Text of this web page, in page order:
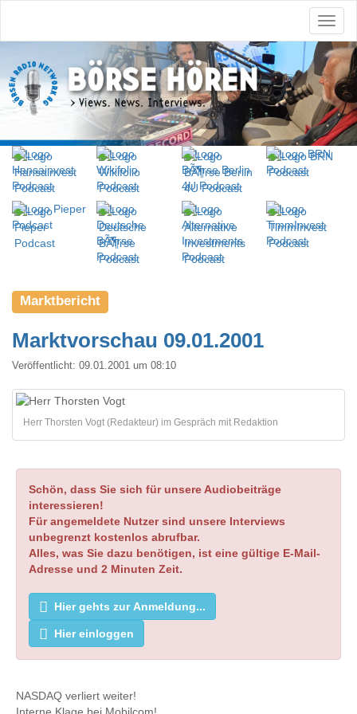
Marktbericht
Marktvorschau 09.01.2001
Veröffentlicht: 09.01.2001 um 08:10
Herr Thorsten Vogt (Redakteur) im Gespräch mit Redaktion
Schön, dass Sie sich für unsere Audiobeiträge
interessieren!
Für angemeldete Nutzer sind unsere Interviews
unbegrenzt kostenlos abrufbar.
Alles, was Sie dazu benötigen, ist eine gültige E-Mail-
Adresse und 2 Minuten Zeit.
Hier gehts zur Anmeldung...
Hier einloggen
NASDAQ verliert weiter!
Interne Klage bei Mobilcom!